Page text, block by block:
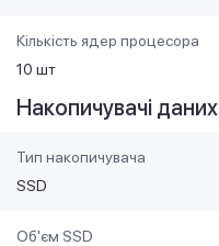
Кількість ядер процесора
10 шт
Накопичувачі даних
Тип накопичувача
SSD
Об'єм SSD